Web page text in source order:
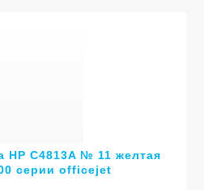
HP C4813A № 11 желтая
серии officejet